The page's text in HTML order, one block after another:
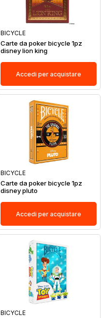
BICYCLE
Carte da poker bicycle 1pz
disney lion king
Accedi per acquistare
BICYCLE
Carte da poker bicycle 1pz
disney pluto
Accedi per acquistare
BICYCLE